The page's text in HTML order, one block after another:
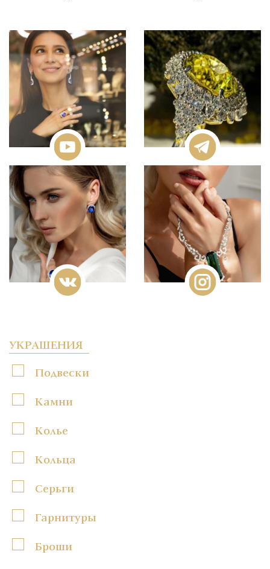
УКРАШЕНИЯ
Подвески
Камни
Колье
Кольца
Серьги
Гарнитуры
Броши